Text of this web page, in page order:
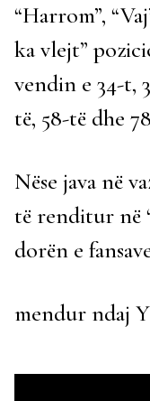
“Harrom”,
ka vlejt”
vendin e 34-t,
të, 58-të dhe
Nëse java në
të renditur në
dorën e
mendur ndaj